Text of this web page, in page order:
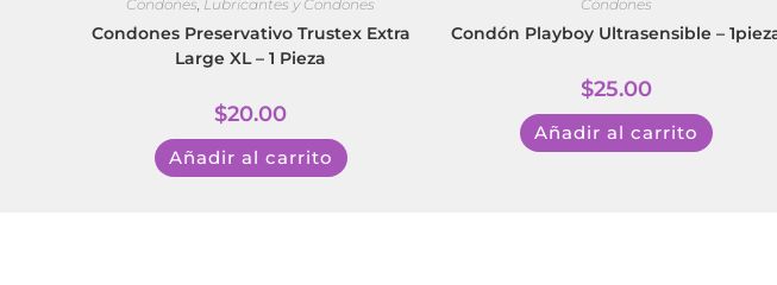
Condones, Lubricantes y Condones
Condones Preservativo Trustex Extra
Large XL – 1 Pieza
$20.00
Añadir al carrito
Condones
Condón Playboy Ultrasensible –
$25.00
Añadir al carrito